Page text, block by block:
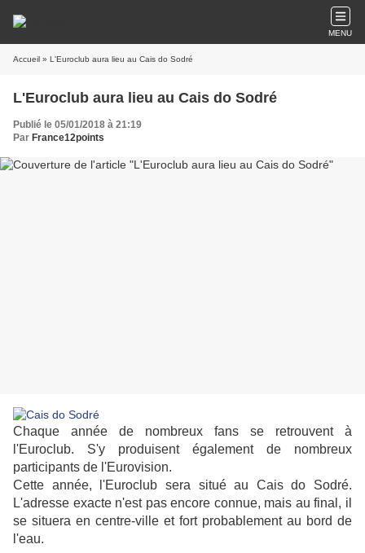
MENU
Accueil » L'Euroclub aura lieu au Cais do Sodré
L'Euroclub aura lieu au Cais do Sodré
Publié le 05/01/2018 à 21:19
Par France12points
Chaque année de nombreux fans se retrouvent à
l'Euroclub. S'y produisent également de nombreux
participants de l'Eurovision.
Cette année, l'Euroclub sera situé au Cais do Sodré.
L'adresse exacte n'est pas encore connue, mais au final, il
se situera en centre-ville et fort probablement au bord de
l'eau.